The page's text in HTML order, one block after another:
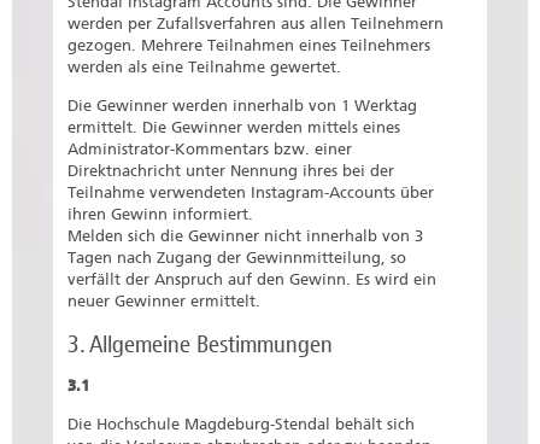
werden per Zufallsverfahren aus allen Teilnehmern
gezogen. Mehrere Teilnahmen eines Teilnehmers
werden als eine Teilnahme gewertet.
Die Gewinner werden innerhalb von 1 Werktag
ermittelt. Die Gewinner werden mittels eines
Administrator-Kommentars bzw. einer
Direktnachricht unter Nennung ihres bei der
Teilnahme verwendeten Instagram-Accounts über
ihren Gewinn informiert.
Melden sich die Gewinner nicht innerhalb von 3
Tagen nach Zugang der Gewinnmitteilung, so
verfällt der Anspruch auf den Gewinn. Es wird ein
neuer Gewinner ermittelt.
3. Allgemeine Bestimmungen
3.1
Die Hochschule Magdeburg-Stendal behält sich